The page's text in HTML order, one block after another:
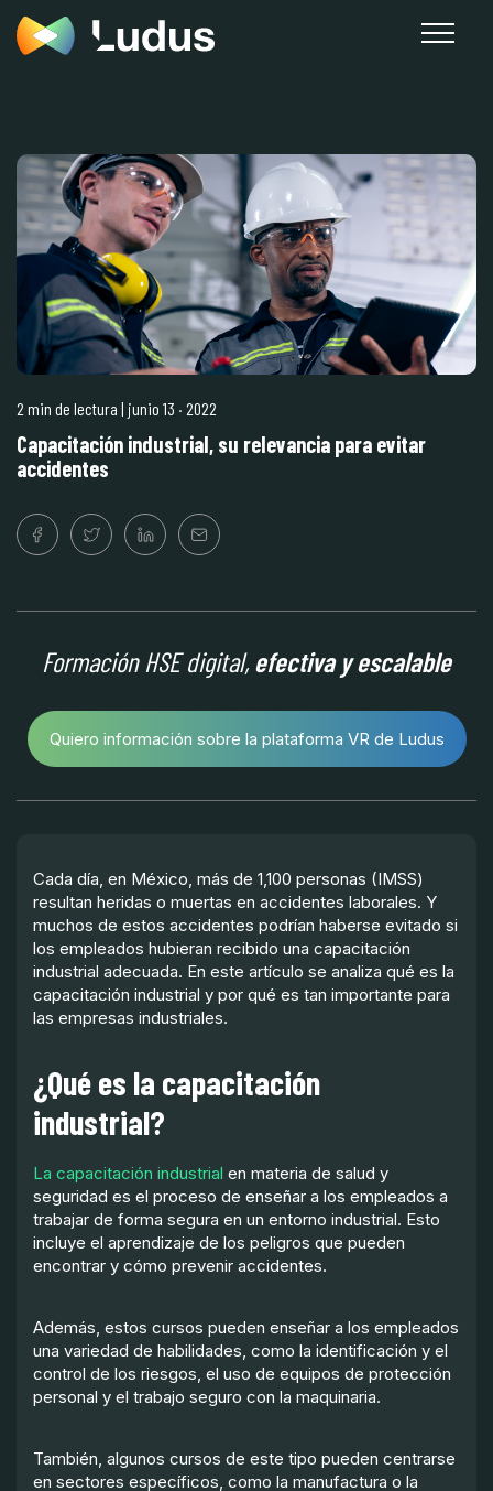
2 min de lectura | junio 13 · 2022
Capacitación industrial, su relevancia para evitar
accidentes
Formación HSE digital,efectiva y escalable
Quiero información sobre la plataforma VR de Ludus
Cada día, en México, más de 1,100 personas (IMSS)
resultan heridas o muertas en accidentes laborales. Y
muchos de estos accidentes podrían haberse evitado si
los empleados hubieran recibido una capacitación
industrial adecuada. En este artículo se analiza qué es la
capacitación industrial y por qué es tan importante para
las empresas industriales.
¿Qué es la capacitación
industrial?
La capacitación industrial en materia de salud y
seguridad es el proceso de enseñar a los empleados a
trabajar de forma segura en un entorno industrial. Esto
incluye el aprendizaje de los peligros que pueden
encontrar y cómo prevenir accidentes.
Además, estos cursos pueden enseñar a los empleados
una variedad de habilidades, como la identificación y el
control de los riesgos, el uso de equipos de protección
personal y el trabajo seguro con la maquinaria.
También, algunos cursos de este tipo pueden centrarse
en sectores específicos, como la manufactura o la